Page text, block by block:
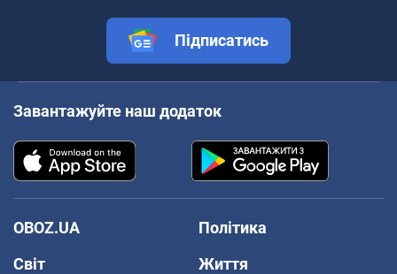
Підписатись
Завантажуйте наш додаток
OBOZ.UA
Політика
Світ
Життя